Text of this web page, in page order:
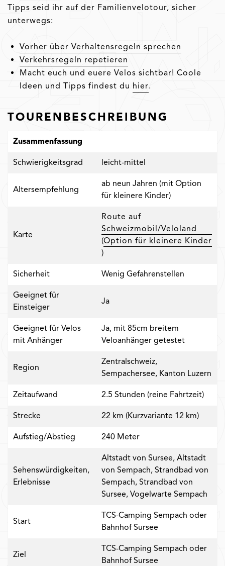
Tipps seid ihr auf der Familienvelotour, sicher
unterwegs:
Vorher über Verhaltensregeln sprechen
Verkehrsregeln repetieren
Macht euch und euere Velos sichtbar! Coole
Ideen und Tipps findest du hier.
TOURENBESCHREIBUNG
Zusammenfassung
Schwierigkeitsgrad leicht-mittel
Altersempfehlung
ab neun Jahren (mit Option
für kleinere Kinder)
Karte
Route auf
Schweizmobil/Veloland
(Option für kleinere Kinder
)
Sicherheit Wenig Gefahrenstellen
Geeignet für
Einsteiger
Ja
Geeignet für Velos
mit Anhänger
Ja, mit 85cm breitem
Veloanhänger getestet
Region
Zentralschweiz,
Sempachersee, Kanton Luzern
Zeitaufwand 2.5 Stunden (reine Fahrtzeit)
Strecke 22 km (Kurzvariante 12 km)
Aufstieg/Abstieg 240 Meter
Sehenswürdigkeiten,
Erlebnisse
Altstadt von Sursee, Altstadt
von Sempach, Strandbad von
Sempach, Strandbad von
Sursee, Vogelwarte Sempach
Start
TCS-Camping Sempach oder
Bahnhof Sursee
Ziel
TCS-Camping Sempach oder
Bahnhof Sursee